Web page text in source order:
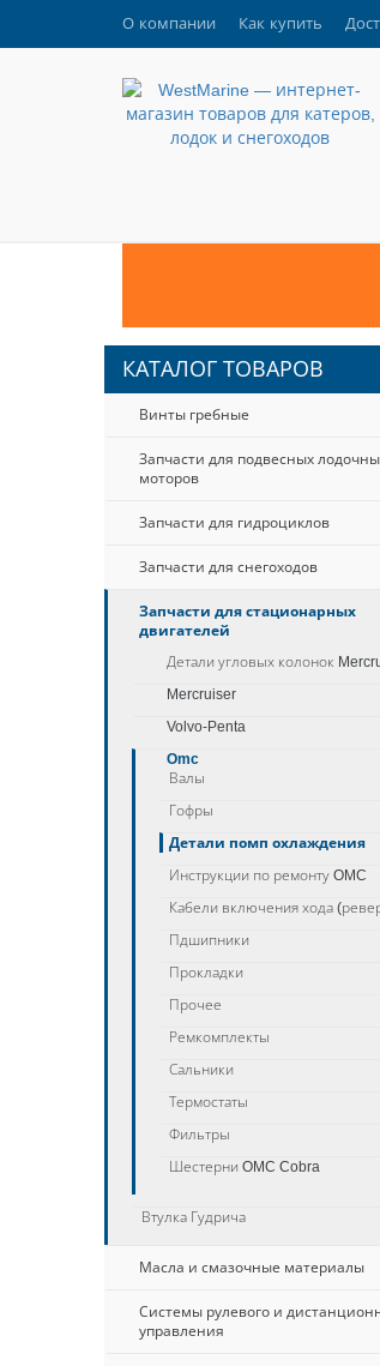
О компании Как купить
КАТАЛОГ ТОВАРОВ
Винты гребные
Запчасти для подвесных
моторов
Запчасти для гидроциклов
Запчасти для снегоходов
Запчасти для стационарных
двигателей
Детали угловых колонок
Mercruiser
Volvo-Penta
Omc
Валы
Гофры
Детали помп охлаждения
Инструкции по ремонту OMC
Кабели включения хода
Пдшипники
Прокладки
Прочее
Ремкомплекты
Сальники
Термостаты
Фильтры
Шестерни OMC Cobra
Втулка Гудрича
Масла и смазочные материалы
Системы рулевого и
управления